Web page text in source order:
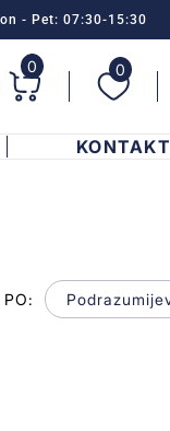
- Pet: 07:30-15:30
0 0
KONTAKT